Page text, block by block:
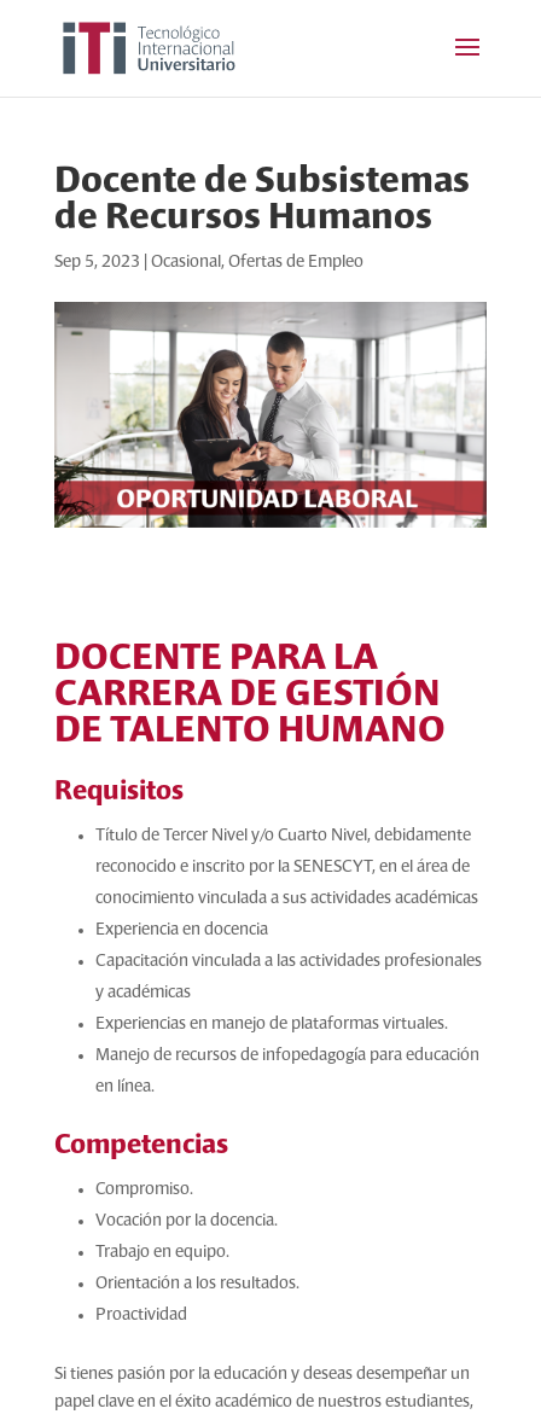
Docente de Subsistemas
de Recursos Humanos
Sep 5, 2023 Ocasional , Ofertas de Empleo
DOCENTE PARA LA
CARRERA DE GESTIÓN
DE TALENTO HUMANO
Requisitos
Título de Tercer Nivel y/o Cuarto Nivel, debidamente
reconocido e inscrito por la SENESCYT, en el área de
conocimiento vinculada a sus actividades académicas
Experiencia en docencia
Capacitación vinculada a las actividades profesionales
y académicas
Experiencias en manejo de plataformas virtuales.
Manejo de recursos de infopedagogía para educación
en línea.
Competencias
Compromiso.
Vocación por la docencia.
Trabajo en equipo.
Orientación a los resultados.
Proactividad
Si tienes pasión por la educación y deseas desempeñar un
papel clave en el éxito académico de nuestros estudiantes,